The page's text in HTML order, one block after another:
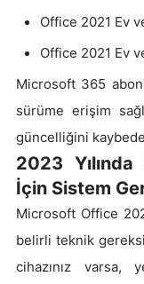
Office 2021 Ev
Office 2021 Ev
Microsoft 365
sürüme erişim
güncelliğini
2023
İçin Sistem
Microsoft Office
belirli teknik
cihazınız